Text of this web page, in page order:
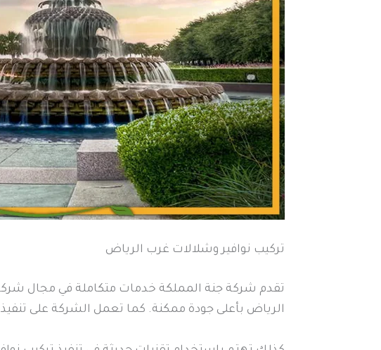
تركيب نوافير وشلالات غرب الرياض
تقدم شركة جنة المملكة خدمات متكاملة في مجال شركة
الرياض بأعلى جودة ممكنة. كما تعمل الشركة على